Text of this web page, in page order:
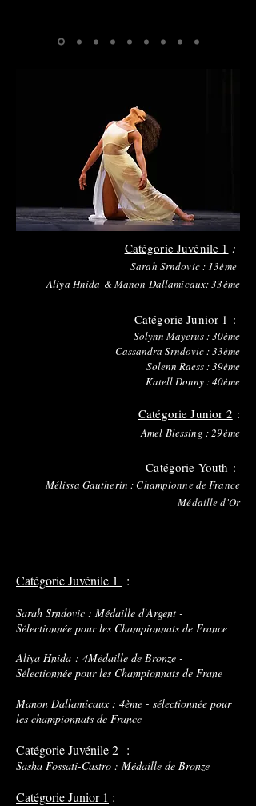
Catégorie Juvénile 1 :
Sarah Srndovic : 13ème
Aliya Hnida & Manon Dallamicaux: 33ème
Catégorie Junior 1 :
Solynn Mayerus : 30ème
Cassandra Srndovic : 33ème
Solenn Raess : 39ème
Katell Donny : 40ème
Catégorie Junior 2 :
Amel Blessing : 29ème
Catégorie Youth :
Mélissa Gautherin : Championne de France
Médaille d'Or
Catégorie Juvénile 1 :
Sarah Srndovic : Médaille d'Argent -
Sélectionnée pour les Championnats de France
Aliya Hnida : 4Médaille de Bronze -
Sélectionnée pour les Championnats de Frane
Manon Dallamicaux : 4ème - sélectionnée pour
les championnats de France
Catégorie Juvénile 2 :
Sasha Fossati-Castro : Médaille de Bronze
Catégorie Junior 1 :